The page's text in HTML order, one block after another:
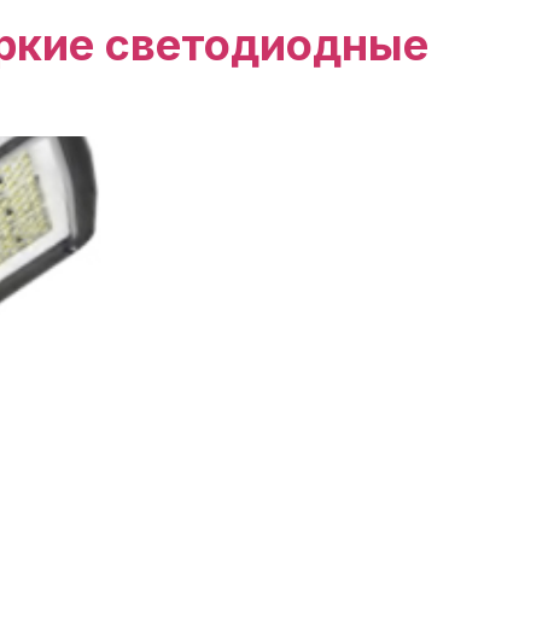
светодиодные